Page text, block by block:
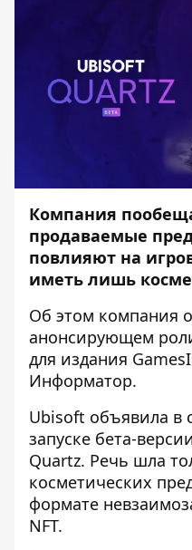
Компания
продаваемые
повлияют на
иметь лишь
Об этом компания
анонсирующем
для издания
Информатор.
Ubisoft объявила в
запуске бета-
Quartz. Речь шла
косметических
формате
NFT.